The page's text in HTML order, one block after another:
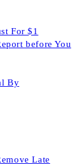
For $1
before You
By
Late